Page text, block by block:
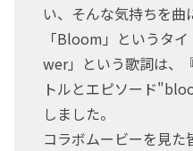
い、そんな気持ちを曲
「Bloom」というタ
wer」という歌詞は、
トルとエピソード
しました。
コラボムービーを見